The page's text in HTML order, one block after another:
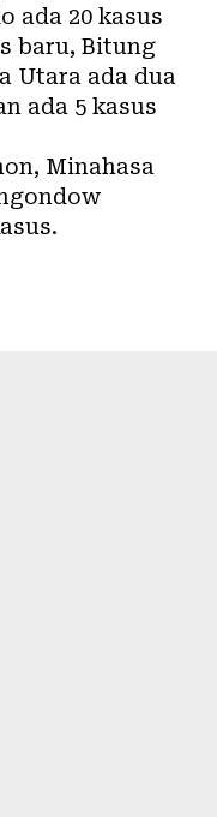
ada 20 kasus
baru, Bitung
Utara ada dua
ada 5 kasus
Minahasa